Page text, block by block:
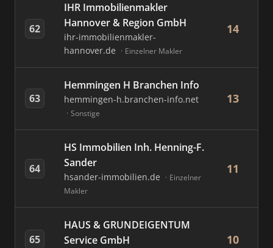
62
IHR Immobilienmakler
Hannover & Region GmbH
ihr-immobilienmakler-
hannover.de
Einzelner Makler
14
63
Hemmingen H Branchen Info
hemmingen-h.branchen-info.net
Sonstige
13
64
HS Immobilien Inh. Henning-F.
Sander
hsander-immobilien.de
Einzelner
Makler
11
65
HAUS & GRUNDEIGENTUM
Service GmbH
10